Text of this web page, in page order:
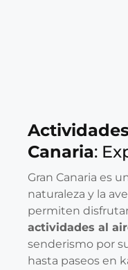
Canaria:
Gran Canaria es
naturaleza y la
permiten
actividades al
senderismo por
hasta paseos en